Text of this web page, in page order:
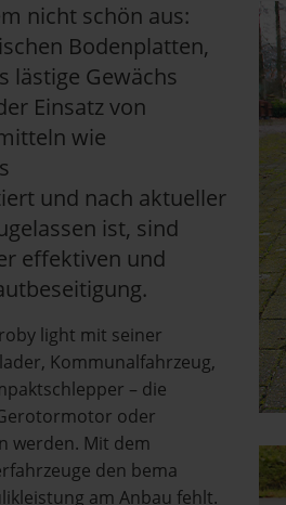
nicht schön aus:
Bodenplatten,
lästige Gewächs
Einsatz von
wie
und nach aktueller
ist, sind
effektiven und
light mit seiner
Kommunalfahrzeug,
– die
oder
werden. Mit dem
den bema
am Anbau fehlt.